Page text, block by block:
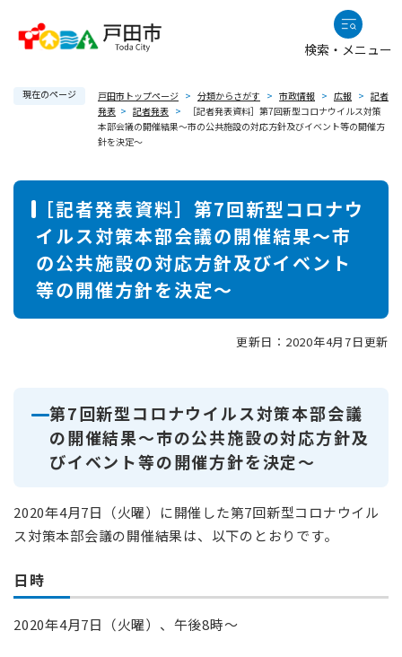
検索・メニュー
現在のページ 戸田市トップページ > 分類からさがす > 市政情報 > 広報 > 記者
発表 > 記者発表 >
［記者発表資料］第7回新型コロナウイルス対策
本部会議の開催結果～市の公共施設の対応方針及びイベント等の開催方
針を決定～
本
［記者発表資料］第7回新型コロナウ
イルス対策本部会議の開催結果～市
の公共施設の対応方針及びイベント
等の開催方針を決定～
更新日：2020年4月7日更新
第7回新型コロナウイルス対策本部会議
の開催結果～市の公共施設の対応方針及
びイベント等の開催方針を決定～
2020年4月7日（火曜）に開催した第7回新型コロナウイル
ス対策本部会議の開催結果は、以下のとおりです。
日時
2020年4月7日（火曜）、午後8時～